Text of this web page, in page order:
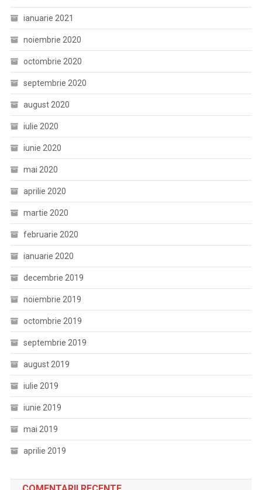
ianuarie 2021
noiembrie 2020
octombrie 2020
septembrie 2020
august 2020
iulie 2020
iunie 2020
mai 2020
aprilie 2020
martie 2020
februarie 2020
ianuarie 2020
decembrie 2019
noiembrie 2019
octombrie 2019
septembrie 2019
august 2019
iulie 2019
iunie 2019
mai 2019
aprilie 2019